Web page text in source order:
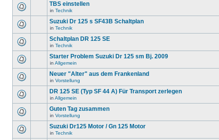
TBS einstellen
in Technik
Suzuki Dr 125 s SF43B Schaltplan
in Technik
Schaltplan DR 125 SE
in Technik
Starter Problem Suzuki Dr 125 sm Bj. 2009
in Allgemein
Neuer "Alter" aus dem Frankenland
in Vorstellung
DR 125 SE (Typ SF 44 A) Für Transport zerlegen
in Allgemein
Guten Tag zusammen
in Vorstellung
Suzuki Dr125 Motor / Gn 125 Motor
in Technik